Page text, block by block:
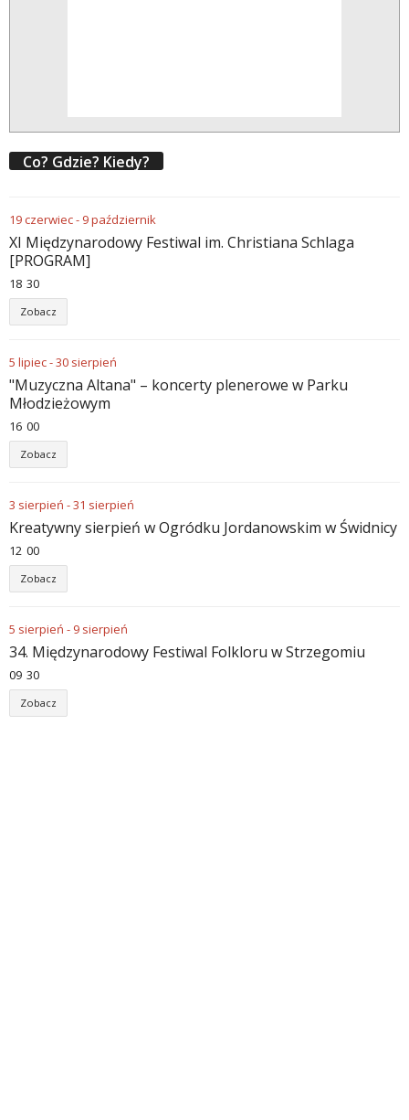
Co? Gdzie? Kiedy?
19czerwiec- 9październik
XI Międzynarodowy Festiwal im. Christiana Schlaga
[PROGRAM]
18 30
Zobacz
5 lipiec-30 sierpień
"Muzyczna Altana" – koncerty plenerowe w Parku
Młodzieżowym
16 00
Zobacz
3 sierpień -31 sierpień
Kreatywny sierpień w Ogródku Jordanowskim w Świdnicy
12 00
Zobacz
5 sierpień - 9 sierpień
34. Międzynarodowy Festiwal Folkloru w Strzegomiu
09 30
Zobacz